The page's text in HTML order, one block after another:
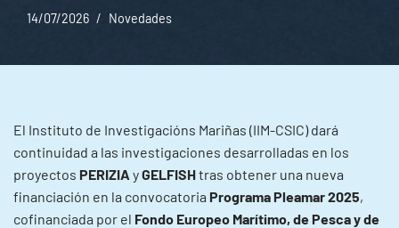
14/07/2026 Novedades
El Instituto de Investigacións Mariñas (IIM-CSIC) dará
continuidad a las investigaciones desarrolladas en los
proyectos PERIZIA yGELFISHtras obtener una nueva
financiación en la convocatoria Programa Pleamar 2025,
cofinanciada por el Fondo Europeo Marítimo, de Pesca y de